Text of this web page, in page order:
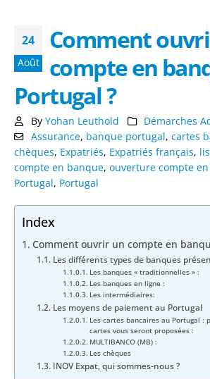
24
Août
Comment
compte en
Portugal ?
By Yohan Leuthold
Démarches
Assurance, banque portugal, cartes
chèques, Expatriés, Expatriés français,
compte en banque, ouverture compte
Portugal, Portugal
Index
Comment ouvrir un compte en
Les différents types de banques
Les banques « traditionnelles » :
Les banques en ligne :
Les intermédiaires:
Les moyens de paiement au Portugal
Les cartes bancaires au Portugal :
cartes vous seront proposées :
MULTIBANCO (MB) :
Les chèques
INOV Expat, qui sommes-nous ?